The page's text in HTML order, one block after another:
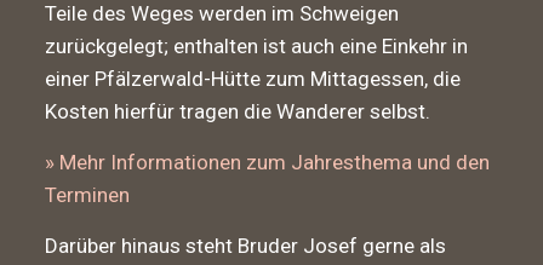
Teile des Weges werden im Schweigen
zurückgelegt; enthalten ist auch eine Einkehr in
einer Pfälzerwald-Hütte zum Mittagessen, die
Kosten hierfür tragen die Wanderer selbst.
» Mehr Informationen zum Jahresthema und den
Terminen
Darüber hinaus steht Bruder Josef gerne als